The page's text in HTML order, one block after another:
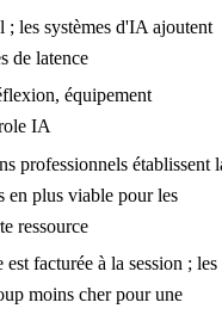
; les systèmes d'IA ajoutent
de latence
équipement
IA
professionnels établissent
en plus viable pour les
ressource
facturée à la session ; les
moins cher pour une